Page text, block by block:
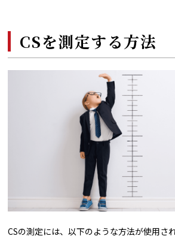
CSを測定する方法
CSの測定には、以下のような方法が使用され